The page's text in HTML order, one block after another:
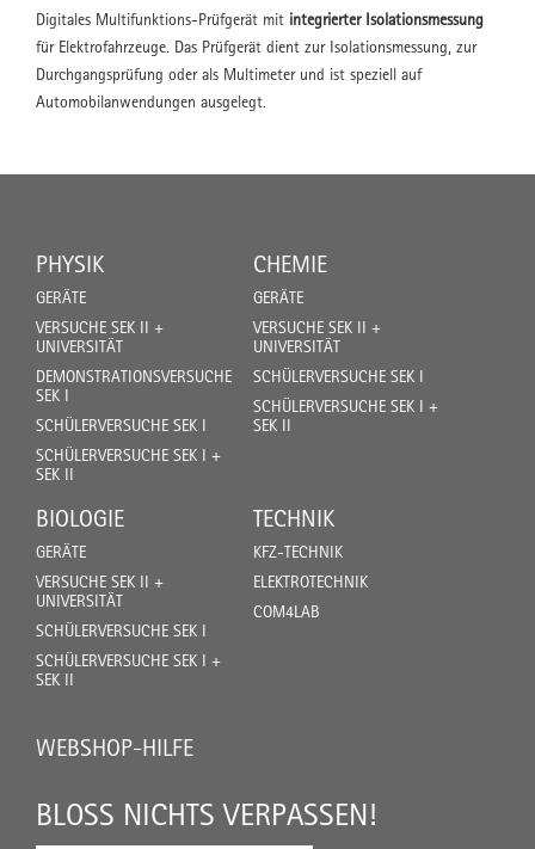
Digitales Multifunktions-Prüfgerät mit integrierter Isolationsmessung
für Elektrofahrzeuge. Das Prüfgerät dient zur Isolationsmessung, zur
Durchgangsprüfung oder als Multimeter und ist speziell auf
Automobilanwendungen ausgelegt.
PHYSIK
GERÄTE
VERSUCHE SEK II +
UNIVERSITÄT
DEMONSTRATIONSVERSUCHE
SEK I
SCHÜLERVERSUCHE SEK I
SCHÜLERVERSUCHE SEK I +
SEK II
CHEMIE
GERÄTE
VERSUCHE SEK II +
UNIVERSITÄT
SCHÜLERVERSUCHE SEK I
SCHÜLERVERSUCHE SEK I +
SEK II
BIOLOGIE
GERÄTE
VERSUCHE SEK II +
UNIVERSITÄT
SCHÜLERVERSUCHE SEK I
SCHÜLERVERSUCHE SEK I +
SEK II
TECHNIK
KFZ-TECHNIK
ELEKTROTECHNIK
COM4LAB
WEBSHOP-HILFE
BLOSS NICHTS VERPASSEN!